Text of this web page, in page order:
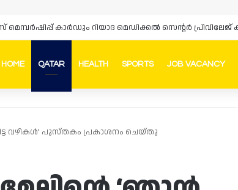
HOME QATAR HEALTH SPORTS JOB VACANCY
വഴികൾ’ പുസ്തകം പ്രകാശനം ചെയ്തു